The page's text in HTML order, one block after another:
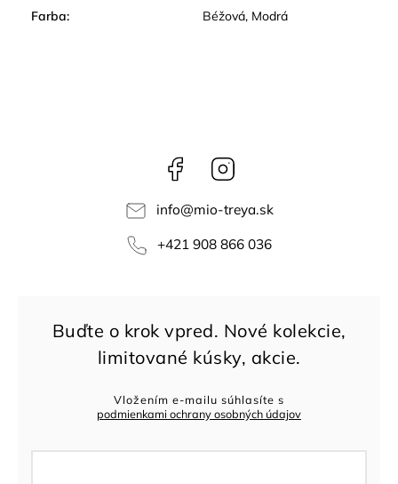
Farba: Béžová, Modrá
Facebook
info@mio-treya.sk
+421 908 866 036
Vložením e-mailu súhlasíte s
podmienkami ochrany osobných údajov